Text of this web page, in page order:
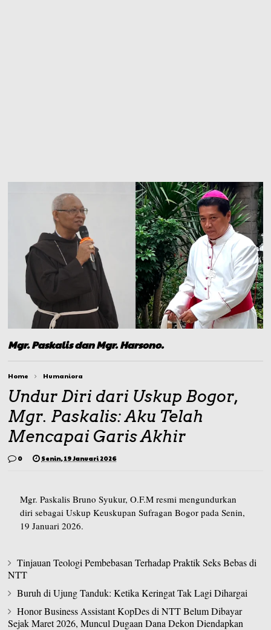
Mgr. Paskalis dan Mgr. Harsono.
Home Humaniora
Undur Diri dari Uskup Bogor,
Mgr. Paskalis: Aku Telah
Mencapai Garis Akhir
0 Senin, 19 Januari 2026
Mgr. Paskalis Bruno Syukur, O.F.M resmi mengundurkan
diri sebagai Uskup Keuskupan Sufragan Bogor pada Senin,
19 Januari 2026.
Tinjauan Teologi Pembebasan Terhadap Praktik Seks Bebas di
NTT
Buruh di Ujung Tanduk: Ketika Keringat Tak Lagi Dihargai
Honor Business Assistant KopDes di NTT Belum Dibayar
Sejak Maret 2026, Muncul Dugaan Dana Dekon Diendapkan